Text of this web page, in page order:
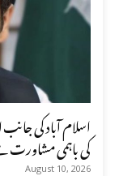
اسلام آباد کی
کی باہمی مشاورت
August 10, 2026